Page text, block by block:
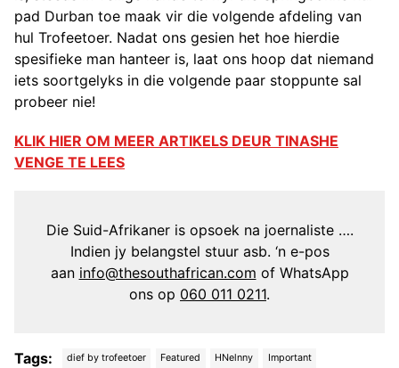
pad Durban toe maak vir die volgende afdeling van
hul Trofeetoer. Nadat ons gesien het hoe hierdie
spesifieke man hanteer is, laat ons hoop dat niemand
iets soortgelyks in die volgende paar stoppunte sal
probeer nie!
KLIK HIER OM MEER ARTIKELS DEUR TINASHE
VENGE TE LEES
Die Suid-Afrikaner is opsoek na joernaliste ….
Indien jy belangstel stuur asb. ‘n e-pos
aan info@thesouthafrican.com of WhatsApp
ons op 060 011 0211.
Tags: dief by trofeetoer Featured HNelnny
Important